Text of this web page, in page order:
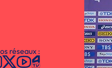
réseaux :